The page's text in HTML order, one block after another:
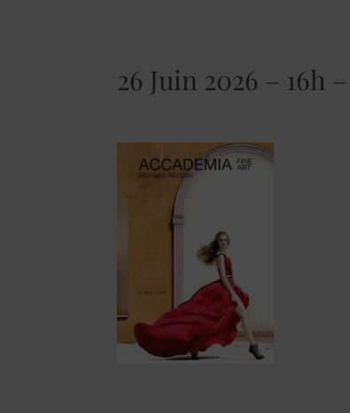
26 Juin 2026 – 16h